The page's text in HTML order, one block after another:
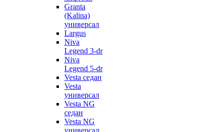
Granta
(Kalina)
универсал
Largus
Niva
Legend 3-dr
Niva
Legend 5-dr
Vesta седан
Vesta
универсал
Vesta NG
седан
Vesta NG
универсал